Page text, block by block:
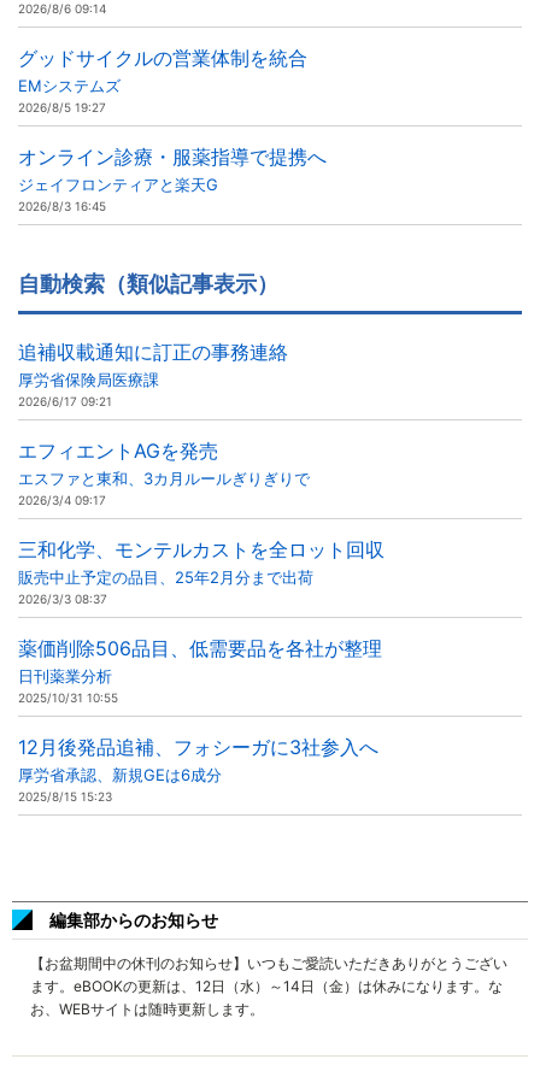
2026/8/6 09:14
グッドサイクルの営業体制を統合
EMシステムズ
2026/8/5 19:27
オンライン診療・服薬指導で提携へ
ジェイフロンティアと楽天G
2026/8/3 16:45
自動検索（類似記事表示）
追補収載通知に訂正の事務連絡
厚労省保険局医療課
2026/6/17 09:21
エフィエントAGを発売
エスファと東和、3カ月ルールぎりぎりで
2026/3/4 09:17
三和化学、モンテルカストを全ロット回収
販売中止予定の品目、25年2月分まで出荷
2026/3/3 08:37
薬価削除506品目、低需要品を各社が整理
日刊薬業分析
2025/10/31 10:55
12月後発品追補、フォシーガに3社参入へ
厚労省承認、新規GEは6成分
2025/8/15 15:23
編集部からのお知らせ
【お盆期間中の休刊のお知らせ】いつもご愛読いただきありがとうござい
ます。eBOOKの更新は、12日（水）～14日（金）は休みになります。な
お、WEBサイトは随時更新します。